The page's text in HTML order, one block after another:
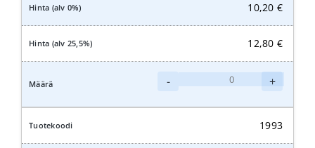
10,20 €
12,80 €
-
Biojätepussi
määrä
+
1993